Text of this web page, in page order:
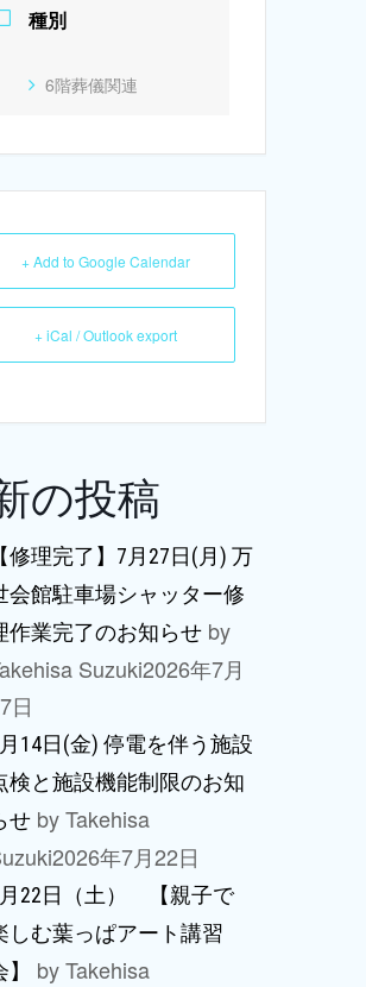
種別
6階葬儀関連
+ Add to Google Calendar
+ iCal / Outlook export
の投稿
【修理完了】7月27日(月) 万
会館駐車場シャッター修
作業完了のお知らせ by
Suzuki2026年7月
日
14日(金) 停電を伴う施設
検と施設機能制限のお知
せ by Takehisa
2026年7月22日
22日（土） 【親子で
しむ葉っぱアート講習
by Takehisa